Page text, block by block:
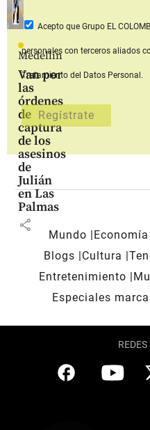
Medellín
Van por
las
órdenes
de
captura
de los
asesinos
de
Julián
en Las
Palmas
share
Acepto que Grupo EL
personales con terceros aliados
Tratamiento del Datos Personal.
Mundo Economía
Blogs
Cultura
Entretenimiento
Especiales